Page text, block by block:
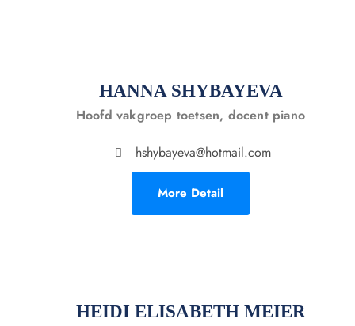
HANNA SHYBAYEVA
Hoofd vakgroep toetsen, docent piano
hshybayeva@hotmail.com
More Detail
HEIDI ELISABETH MEIER